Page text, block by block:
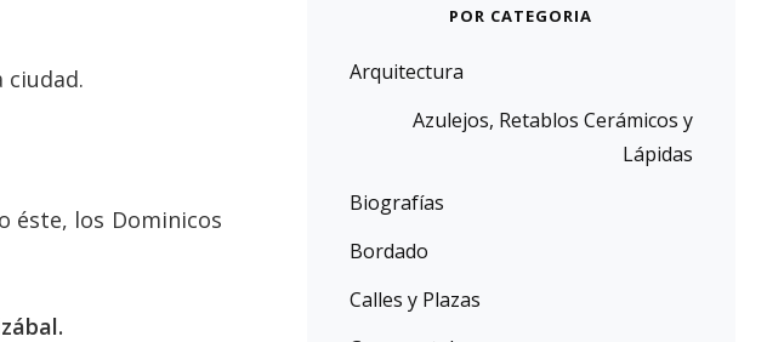
ciudad.
éste, los Dominicos
POR CATEGORIA
Arquitectura
Azulejos, Retablos Cerámicos y
Lápidas
Biografías
Bordado
Calles y Plazas